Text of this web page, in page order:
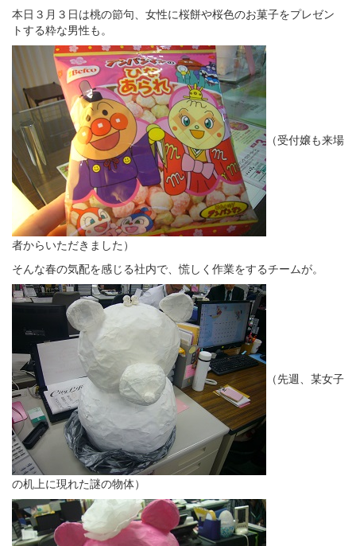
本日３月３日は桃の節句、女性に桜餅や桜色のお菓子をプレゼン
トする粋な男性も。
（受付嬢も来場
者からいただきました）
そんな春の気配を感じる社内で、慌しく作業をするチームが。
（先週、某女子
の机上に現れた謎の物体）